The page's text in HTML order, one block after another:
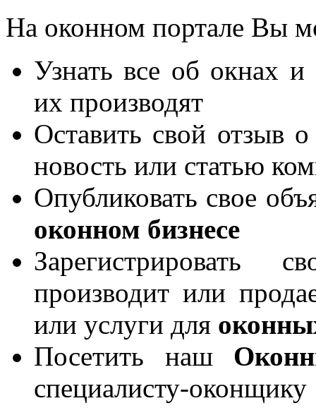
На оконном портале Вы
Узнать все об окнах и
их производят
Оставить свой отзыв
новость или статью
Опубликовать свое
оконном бизнесе
производит или
или услуги для
Посетить наш
специалисту-оконщику